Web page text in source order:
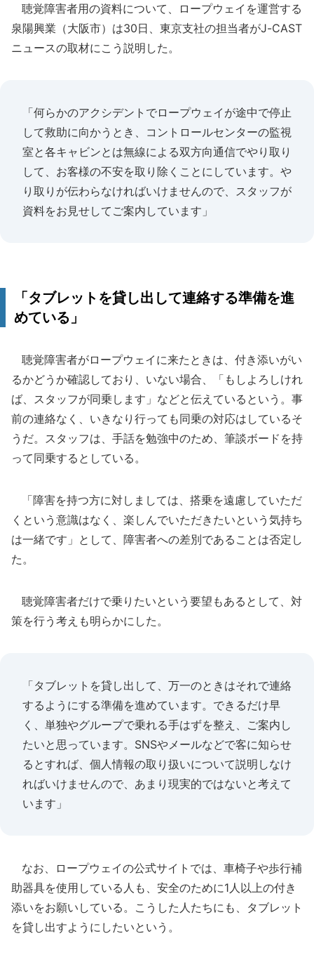
聴覚障害者用の資料について、ロープウェイを運営する
泉陽興業（大阪市）は30日、東京支社の担当者がJ-CAST
ニュースの取材にこう説明した。
「何らかのアクシデントでロープウェイが途中で停止
して救助に向かうとき、コントロールセンターの監視
室と各キャビンとは無線による双方向通信でやり取り
して、お客様の不安を取り除くことにしています。や
り取りが伝わらなければいけませんので、スタッフが
資料をお見せしてご案内しています」
「タブレットを貸し出して連絡する準備を進
めている」
聴覚障害者がロープウェイに来たときは、付き添いがい
るかどうか確認しており、いない場合、「もしよろしけれ
ば、スタッフが同乗します」などと伝えているという。事
前の連絡なく、いきなり行っても同乗の対応はしているそ
うだ。スタッフは、手話を勉強中のため、筆談ボードを持
って同乗するとしている。
「障害を持つ方に対しましては、搭乗を遠慮していただ
くという意識はなく、楽しんでいただきたいという気持ち
は一緒です」として、障害者への差別であることは否定し
た。
聴覚障害者だけで乗りたいという要望もあるとして、対
策を行う考えも明らかにした。
「タブレットを貸し出して、万一のときはそれで連絡
するようにする準備を進めています。できるだけ早
く、単独やグループで乗れる手はずを整え、ご案内し
たいと思っています。SNSやメールなどで客に知らせ
るとすれば、個人情報の取り扱いについて説明しなけ
ればいけませんので、あまり現実的ではないと考えて
います」
なお、ロープウェイの公式サイトでは、車椅子や歩行補
助器具を使用している人も、安全のために1人以上の付き
添いをお願いしている。こうした人たちにも、タブレット
を貸し出すようにしたいという。